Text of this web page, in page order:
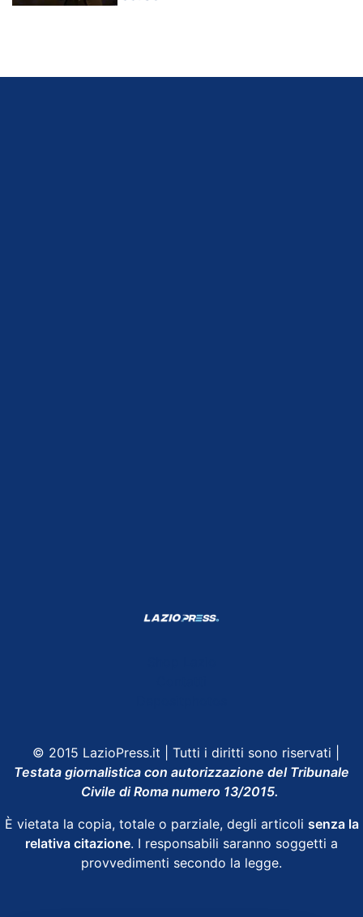
© 2015 LazioPress.it | Tutti i diritti sono riservati |
Testata giornalistica con autorizzazione del Tribunale
Civile di Roma numero 13/2015.
È vietata la copia, totale o parziale, degli articoli senza la
relativa citazione. I responsabili saranno soggetti a
provvedimenti secondo la legge.